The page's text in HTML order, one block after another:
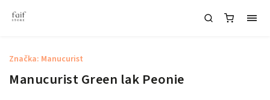
Manucurist Green lak Peonie
Značka: Manucurist